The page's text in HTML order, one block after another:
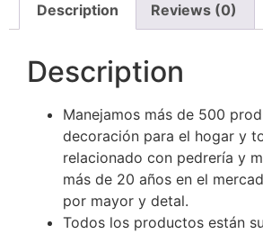
Description Reviews (0)
Description
Manejamos más de 500
decoración para el hogar y
relacionado con pedrería y
más de 20 años en el
por mayor y detal.
Todos los productos están